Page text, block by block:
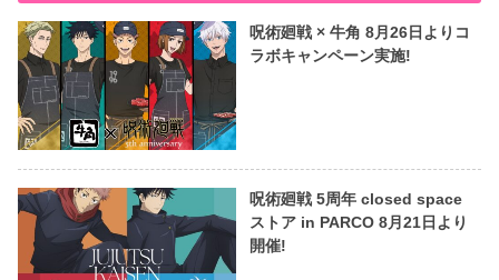
呪術廻戦 × 牛角 8月26日よりコ
ラボキャンペーン実施!
呪術廻戦 5周年 closed space
ストア in PARCO 8月21日より
開催!